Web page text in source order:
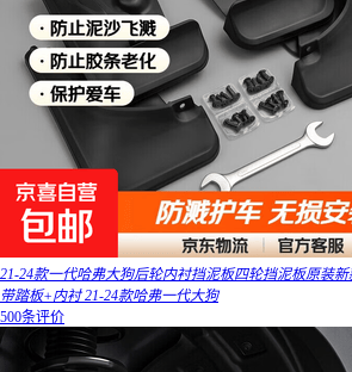
21-24款一代哈弗大狗后轮内衬挡泥板四轮挡泥板原装
带踏板+内衬 21-24款哈弗一代大狗
500条评价